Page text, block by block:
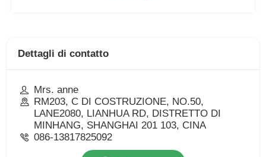
Dettagli di contatto
Mrs. anne
RM203, C DI COSTRUZIONE, NO.50,
LANE2080, LIANHUA RD, DISTRETTO DI
MINHANG, SHANGHAI 201 103, CINA
086-13817825092